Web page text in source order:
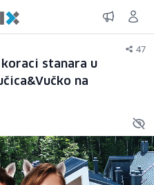
47
stanara u
na